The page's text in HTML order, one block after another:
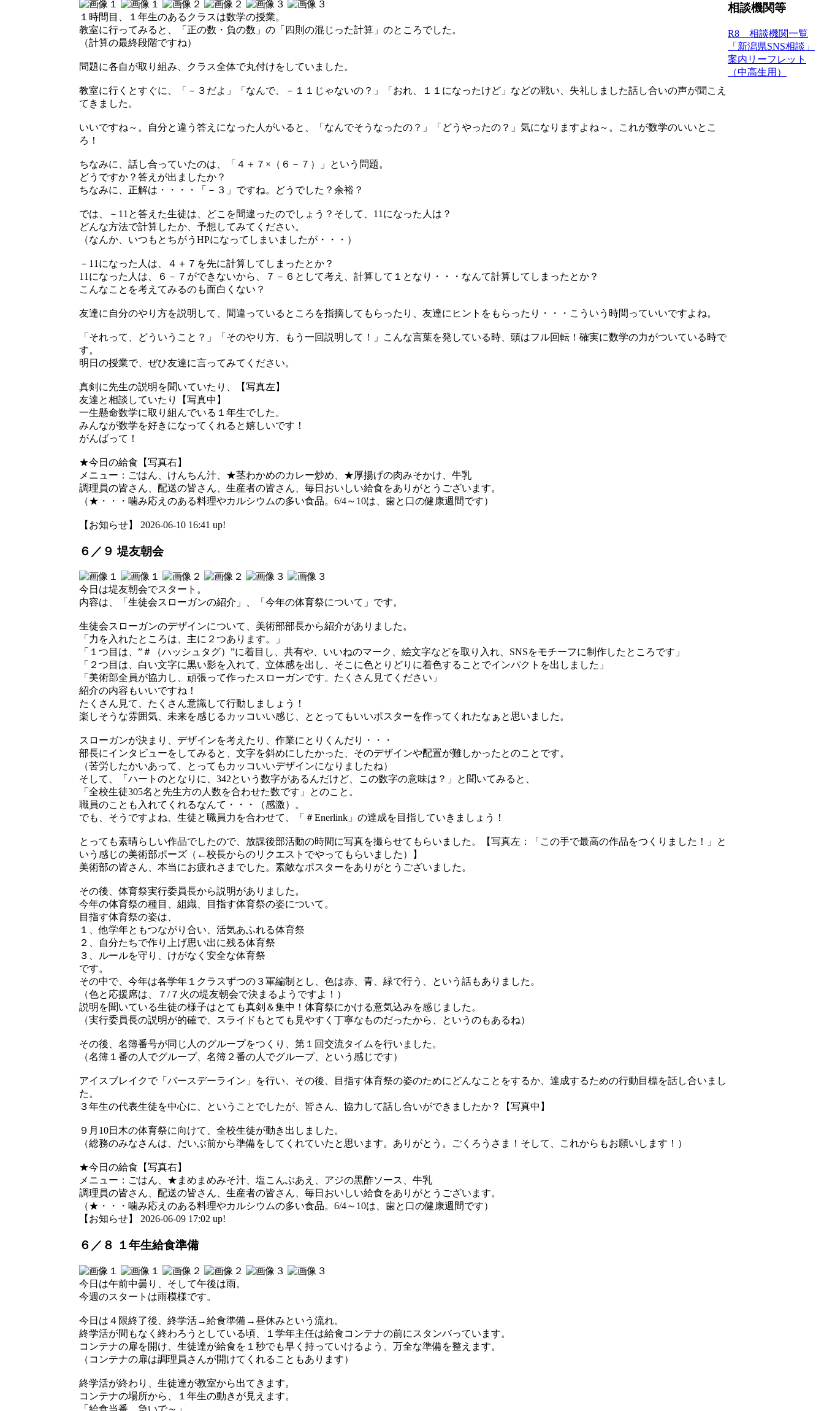
１時間目、１年生のあるクラスは数学の授業。
教室に行ってみると、「正の数・負の数」の「四則の混じった計算」のところでした。
（計算の最終段階ですね）
問題に各自が取り組み、クラス全体で丸付けをしていました。
教室に行くとすぐに、「－３だよ」「なんで、－１１じゃないの？」「おれ、１１になったけど」などの戦い、失礼しました話し合いの声が聞こえ
てきました。
いいですね～。自分と違う答えになった人がいると、「なんでそうなったの？」「どうやったの？」気になりますよね～。これが数学のいいとこ
ろ！
ちなみに、話し合っていたのは、「４＋７×（６－７）」という問題。
どうですか？答えが出ましたか？
ちなみに、正解は・・・・「－３」ですね。どうでした？余裕？
では、－11と答えた生徒は、どこを間違ったのでしょう？そして、11になった人は？
どんな方法で計算したか、予想してみてください。
（なんか、いつもとちがうHPになってしまいましたが・・・）
－11になった人は、４＋７を先に計算してしまったとか？
11になった人は、６－７ができないから、７－６として考え、計算して１となり・・・なんて計算してしまったとか？
こんなことを考えてみるのも面白くない？
友達に自分のやり方を説明して、間違っているところを指摘してもらったり、友達にヒントをもらったり・・・こういう時間っていいですよね。
「それって、どういうこと？」「そのやり方、もう一回説明して！」こんな言葉を発している時、頭はフル回転！確実に数学の力がついている時で
す。
明日の授業で、ぜひ友達に言ってみてください。
真剣に先生の説明を聞いていたり、【写真左】
友達と相談していたり【写真中】
一生懸命数学に取り組んでいる１年生でした。
みんなが数学を好きになってくれると嬉しいです！
がんばって！
★今日の給食【写真右】
メニュー：ごはん、けんちん汁、★茎わかめのカレー炒め、★厚揚げの肉みそかけ、牛乳
調理員の皆さん、配送の皆さん、生産者の皆さん、毎日おいしい給食をありがとうございます。
（★・・・噛み応えのある料理やカルシウムの多い食品。6/4～10は、歯と口の健康週間です）
【お知らせ】 2026-06-10 16:41 up!
６／９ 堤友朝会
今日は堤友朝会でスタート。
内容は、「生徒会スローガンの紹介」、「今年の体育祭について」です。
生徒会スローガンのデザインについて、美術部部長から紹介がありました。
「力を入れたところは、主に２つあります。」
「１つ目は、”＃（ハッシュタグ）”に着目し、共有や、いいねのマーク、絵文字などを取り入れ、SNSをモチーフに制作したところです」
「２つ目は、白い文字に黒い影を入れて、立体感を出し、そこに色とりどりに着色することでインパクトを出しました」
「美術部全員が協力し、頑張って作ったスローガンです。たくさん見てください」
紹介の内容もいいですね！
たくさん見て、たくさん意識して行動しましょう！
楽しそうな雰囲気、未来を感じるカッコいい感じ、ととってもいいポスターを作ってくれたなぁと思いました。
スローガンが決まり、デザインを考えたり、作業にとりくんだり・・・
部長にインタビューをしてみると、文字を斜めにしたかった、そのデザインや配置が難しかったとのことです。
（苦労したかいあって、とってもカッコいいデザインになりましたね）
そして、「ハートのとなりに、342という数字があるんだけど、この数字の意味は？」と聞いてみると、
「全校生徒305名と先生方の人数を合わせた数です」とのこと。
職員のことも入れてくれるなんて・・・（感激）。
でも、そうですよね、生徒と職員力を合わせて、「＃Enerlink」の達成を目指していきましょう！
とっても素晴らしい作品でしたので、放課後部活動の時間に写真を撮らせてもらいました。【写真左：「この手で最高の作品をつくりました！」と
いう感じの美術部ポーズ（←校長からのリクエストでやってもらいました）】
美術部の皆さん、本当にお疲れさまでした。素敵なポスターをありがとうございました。
その後、体育祭実行委員長から説明がありました。
今年の体育祭の種目、組織、目指す体育祭の姿について。
目指す体育祭の姿は、
１、他学年ともつながり合い、活気あふれる体育祭
２、自分たちで作り上げ思い出に残る体育祭
３、ルールを守り、けがなく安全な体育祭
です。
その中で、今年は各学年１クラスずつの３軍編制とし、色は赤、青、緑で行う、という話もありました。
（色と応援席は、７/７火の堤友朝会で決まるようですよ！）
説明を聞いている生徒の様子はとても真剣＆集中！体育祭にかける意気込みを感じました。
（実行委員長の説明が的確で、スライドもとても見やすく丁寧なものだったから、というのもあるね）
その後、名簿番号が同じ人のグループをつくり、第１回交流タイムを行いました。
（名簿１番の人でグループ、名簿２番の人でグループ、という感じです）
アイスブレイクで「バースデーライン」を行い、その後、目指す体育祭の姿のためにどんなことをするか、達成するための行動目標を話し合いまし
た。
３年生の代表生徒を中心に、ということでしたが、皆さん、協力して話し合いができましたか？【写真中】
９月10日木の体育祭に向けて、全校生徒が動き出しました。
（総務のみなさんは、だいぶ前から準備をしてくれていたと思います。ありがとう。ごくろうさま！そして、これからもお願いします！）
★今日の給食【写真右】
メニュー：ごはん、★まめまめみそ汁、塩こんぶあえ、アジの黒酢ソース、牛乳
調理員の皆さん、配送の皆さん、生産者の皆さん、毎日おいしい給食をありがとうございます。
（★・・・噛み応えのある料理やカルシウムの多い食品。6/4～10は、歯と口の健康週間です）
【お知らせ】 2026-06-09 17:02 up!
６／８ １年生給食準備
今日は午前中曇り、そして午後は雨。
今週のスタートは雨模様です。
今日は４限終了後、終学活→給食準備→昼休みという流れ。
終学活が間もなく終わろうとしている頃、１学年主任は給食コンテナの前にスタンバっています。
コンテナの扉を開け、生徒達が給食を１秒でも早く持っていけるよう、万全な準備を整えます。
（コンテナの扉は調理員さんが開けてくれることもあります）
終学活が終わり、生徒達が教室から出てきます。
コンテナの場所から、１年生の動きが見えます。
「給食当番、急いで～」
相談機関等
R8 相談機関一覧
「新潟県SNS相談」
案内リーフレット
（中高生用）